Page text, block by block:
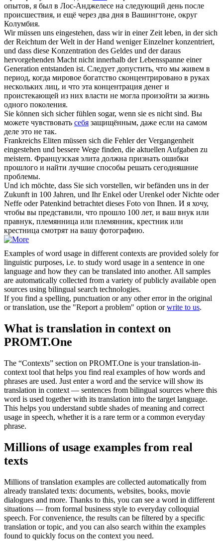
опытов, я был в Лос-Анджелесе на следующий день после
происшествия, и ещё через два дня в Вашингтоне, округ
Колумбия.
Wir müssen uns eingestehen, dass wir in einer Zeit leben, in der sich
der Reichtum der Welt in der Hand weniger Einzelner konzentriert,
und dass diese Konzentration des Geldes und der daraus
hervorgehenden Macht nicht innerhalb der Lebensspanne einer
Generation entstanden ist. Следует допустить, что мы живем в
период, когда мировое богатство сконцентрировано в руках
нескольких лиц, и что эта концентрация денег и
проистекающей из них власти не могла произойти за жизнь
одного поколения.
Sie können sich sicher fühlen sogar, wenn sie es nicht sind. Вы
можете чувствовать себя защищённым, даже если на самом
деле это не так.
Frankreichs Eliten müssen sich die Fehler der Vergangenheit
eingestehen und bessere Wege finden, die aktuellen Aufgaben zu
meistern. Французская элита должна признать ошибки
прошлого и найти лучшие способы решать сегодняшние
проблемы.
Und ich möchte, dass Sie sich vorstellen, wir befänden uns in der
Zukunft in 100 Jahren, und Ihr Enkel oder Urenkel oder Nichte oder
Neffe oder Patenkind betrachtet dieses Foto von Ihnen. И я хочу,
чтобы вы представили, что прошло 100 лет, и ваш внук или
правнук, племянница или племянник, крестник или
крестница смотрят на вашу фотографию.
Examples of word usage in different contexts are provided solely for
linguistic purposes, i.e. to study word usage in a sentence in one
language and how they can be translated into another. All samples
are automatically collected from a variety of publicly available open
sources using bilingual search technologies.
If you find a spelling, punctuation or any other error in the original
or translation, use the "Report a problem" option orwrite to us.
What is translation in context on
PROMT.One
The “Contexts” section on PROMT.One is your translation-in-
context tool that helps you find real examples of how words and
phrases are used. Just enter a word and the service will show its
translation in context — sentences from bilingual sources where this
word is used together with its translation into the target language.
This helps you understand subtle shades of meaning and correct
usage in speech, whether it is a rare term or a common everyday
phrase.
Millions of usage examples from real
texts
Millions of translation examples are collected automatically from
already translated texts: documents, websites, books, movie
dialogues and more. Thanks to this, you can see a word in different
situations — from formal business style to everyday colloquial
speech. For convenience, the results can be filtered by a specific
translation or topic, and you can also search within the examples
found to quickly focus on the context you need.